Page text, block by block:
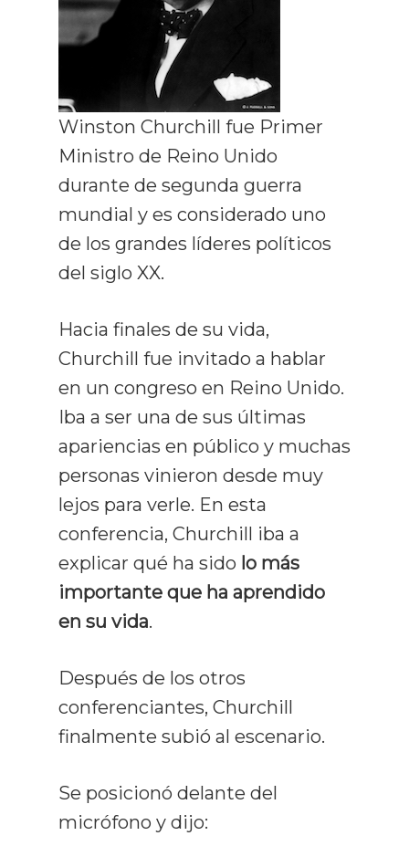
Winston Churchill fue Primer
Ministro de Reino Unido
durante de segunda guerra
mundial y es considerado uno
de los grandes líderes políticos
del siglo XX.
Hacia finales de su vida,
Churchill fue invitado a hablar
en un congreso en Reino Unido.
Iba a ser una de sus últimas
apariencias en público y muchas
personas vinieron desde muy
lejos para verle. En esta
conferencia, Churchill iba a
explicar qué ha sido lo más
importante que ha aprendido
en su vida.
Después de los otros
conferenciantes, Churchill
finalmente subió al escenario.
Se posicionó delante del
micrófono y dijo:
Curso De
Rápida
Recursos
Opiniones
Prensa Y
Blog
Todos Los Artículos
Lectura Rápida
Técnicas De Estudio
Comprensión
Productividad
Mentalidad
Contacto